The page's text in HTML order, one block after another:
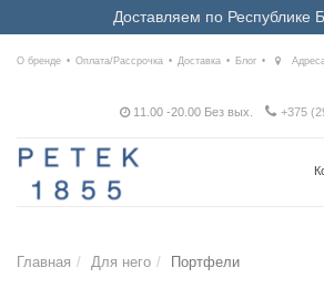
Доставляем по Республике
О бренде Оплата/Рассрочка Доставка Блог
11.00 -20.00 Без вых. +375
Главная Для него Портфели